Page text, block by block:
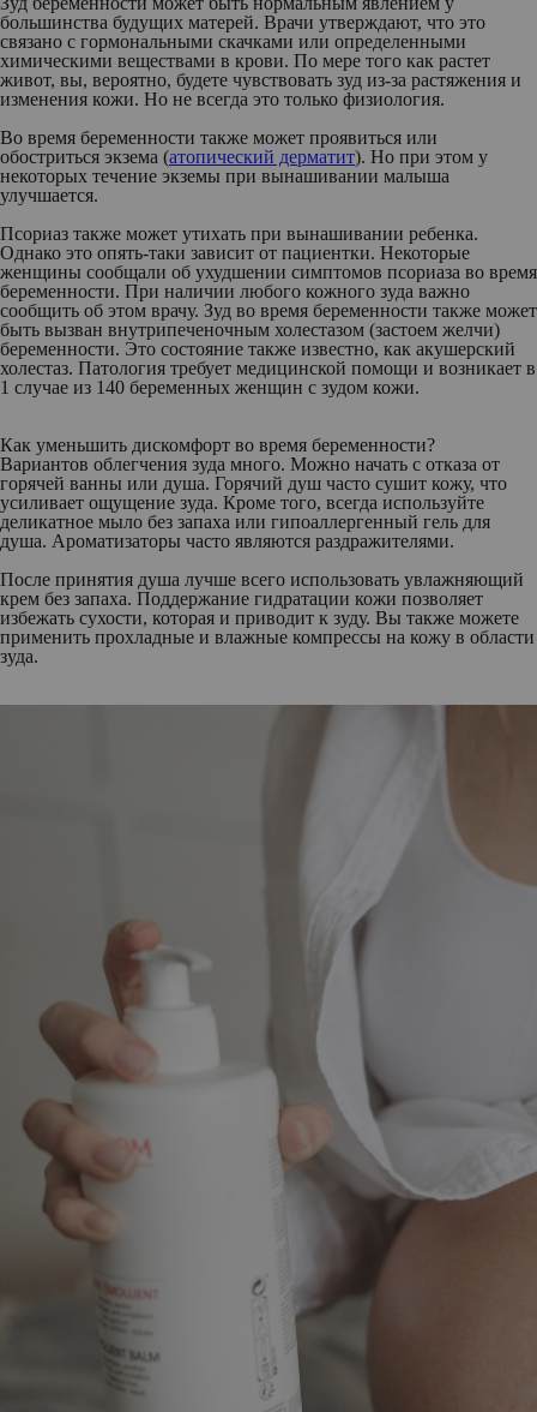
большинства будущих матерей. Врачи утверждают, что это
связано с гормональными скачками или определенными
химическими веществами в крови. По мере того как растет
живот, вы, вероятно, будете чувствовать зуд из-за растяжения и
изменения кожи. Но не всегда это только физиология.
Во время беременности также может проявиться или
обостриться экзема (атопический дерматит). Но при этом у
некоторых течение экземы при вынашивании малыша
улучшается.
Псориаз также может утихать при вынашивании ребенка.
Однако это опять-таки зависит от пациентки. Некоторые
женщины сообщали об ухудшении симптомов псориаза во время
беременности. При наличии любого кожного зуда важно
сообщить об этом врачу. Зуд во время беременности также может
быть вызван внутрипеченочным холестазом (застоем желчи)
беременности. Это состояние также известно, как акушерский
холестаз. Патология требует медицинской помощи и возникает в
1 случае из 140 беременных женщин с зудом кожи.
Как уменьшить дискомфорт во время беременности?
Вариантов облегчения зуда много. Можно начать с отказа от
горячей ванны или душа. Горячий душ часто сушит кожу, что
усиливает ощущение зуда. Кроме того, всегда используйте
деликатное мыло без запаха или гипоаллергенный гель для
душа. Ароматизаторы часто являются раздражителями.
После принятия душа лучше всего использовать увлажняющий
крем без запаха. Поддержание гидратации кожи позволяет
избежать сухости, которая и приводит к зуду. Вы также можете
применить прохладные и влажные компрессы на кожу в области
зуда.